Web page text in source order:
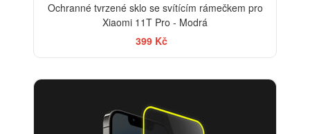
Ochranné tvrzené sklo se svítícím rámečkem pro
Xiaomi 11T Pro - Modrá
399 Kč